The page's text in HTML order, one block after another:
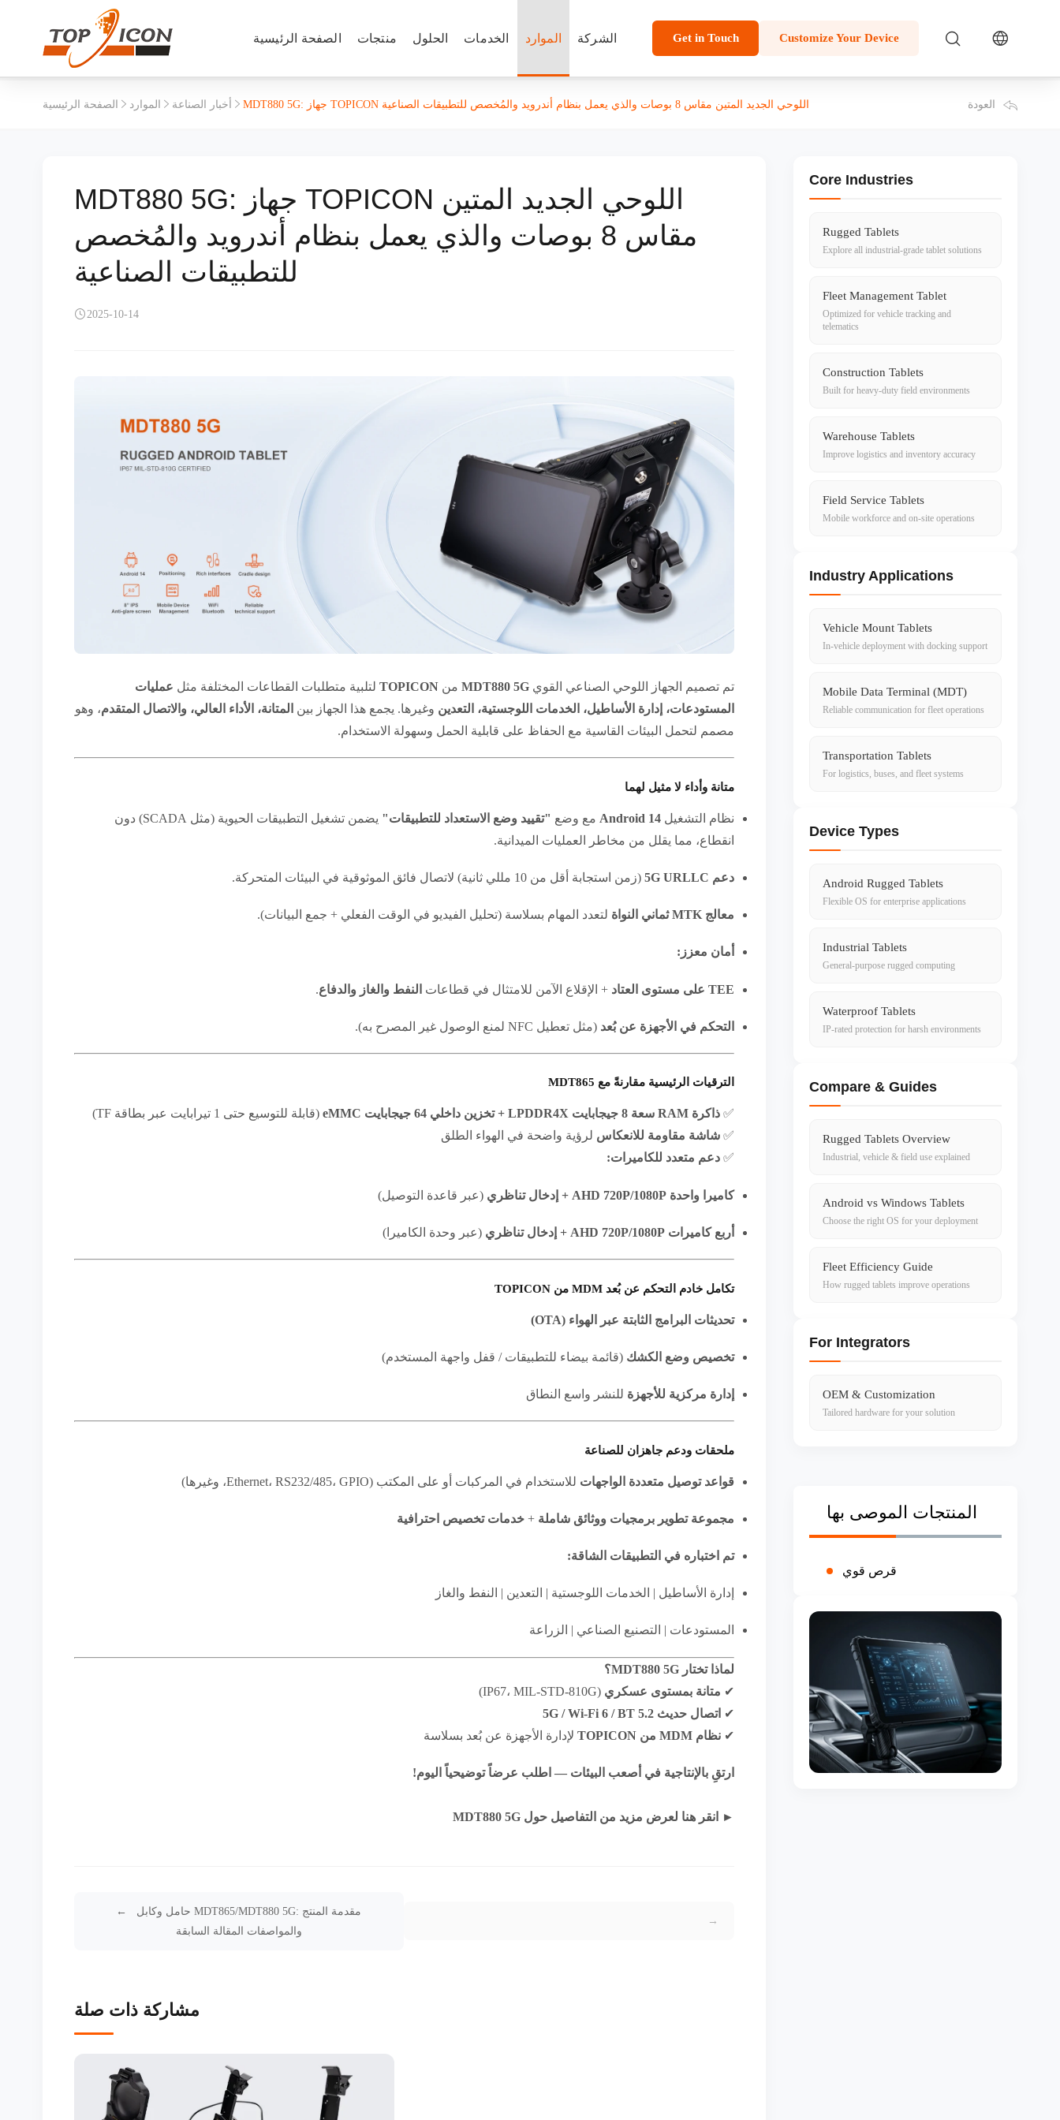
الصفحة الرئيسية منتجات الحلول الخدمات الموارد الشركة Get in Touch Customize Your Device
الصفحة الرئيسية الموارد أخبار الصناعة MDT880 5G: جهاز TOPICON اللوحي الجديد المتين مقاس 8 بوصات والذي يعمل بنظام أندرويد والمُخصص للتطبيقات الصناعية العودة
MDT880 5G: جهاز TOPICON اللوحي الجديد المتين
مقاس 8 بوصات والذي يعمل بنظام أندرويد والمُخصص
للتطبيقات الصناعية
2025-10-14
تم تصميم الجهاز اللوحي الصناعي القويMDT880 5G منTOPICON لتلبية متطلبات القطاعات المختلفة مثل عمليات
المستودعات، إدارة الأساطيل، الخدمات اللوجستية، التعدين وغيرها. يجمع هذا الجهاز بين المتانة، الأداء العالي، والاتصال المتقدم، وهو
مصمم لتحمل البيئات القاسية مع الحفاظ على قابلية الحمل وسهولة الاستخدام.
متانة وأداء لا مثيل لهما
نظام التشغيلAndroid 14 مع وضع "تقييد وضع الاستعداد للتطبيقات"
يضمن تشغيل التطبيقات الحيوية (مثل SCADA) دون
انقطاع، مما يقلل من مخاطر العمليات الميدانية.
دعم 5G URLLC (زمن استجابة أقل من 10 مللي ثانية) لاتصال فائق الموثوقية في البيئات المتحركة.
معالج MTK ثماني النواة لتعدد المهام بسلاسة (تحليل الفيديو في الوقت الفعلي + جمع البيانات).
أمان معزز:
TEE على مستوى العتاد + الإقلاع الآمن للامتثال في قطاعات النفط والغاز والدفاع.
التحكم في الأجهزة عن بُعد (مثل تعطيل NFC لمنع الوصول غير المصرح به).
الترقيات الرئيسية مقارنةً مع MDT865
✅ذاكرة RAM سعة 8 جيجابايت LPDDR4X + تخزين داخلي 64 جيجابايت eMMC
(قابلة للتوسيع حتى 1 تيرابايت عبر بطاقة TF)
✅شاشة مقاومة للانعكاس لرؤية واضحة في الهواء الطلق
✅دعم متعدد للكاميرات:
كاميرا واحدة AHD 720P/1080P + إدخال تناظري (عبر قاعدة التوصيل)
أربع كاميرات AHD 720P/1080P + إدخال تناظري (عبر وحدة الكاميرا)
تكامل خادم التحكم عن بُعد MDM من TOPICON
تحديثات البرامج الثابتة عبر الهواء (OTA)
تخصيص وضع الكشك (قائمة بيضاء للتطبيقات / قفل واجهة المستخدم)
إدارة مركزية للأجهزة للنشر واسع النطاق
ملحقات ودعم جاهزان للصناعة
قواعد توصيل متعددة الواجهات للاستخدام في المركبات أو على المكتب (Ethernet، RS232/485، GPIO، وغيرها)
مجموعة تطوير برمجيات ووثائق شاملة +خدمات تخصيص احترافية
تم اختباره في التطبيقات الشاقة:
إدارة الأساطيل | الخدمات اللوجستية | التعدين | النفط والغاز
المستودعات | التصنيع الصناعي | الزراعة
لماذا تختارMDT880 5G؟
✔ متانة بمستوى عسكري (IP67، MIL-STD-810G)
✔ اتصال حديث 5G / Wi-Fi 6 / BT 5.2
✔نظام MDM من TOPICON لإدارة الأجهزة عن بُعد بسلاسة
ارتقِ بالإنتاجية في أصعب البيئات — اطلب عرضاً توضيحياً اليوم!
► انقر هنا لعرض مزيد من التفاصيل حول MDT880 5G
والمواصفات المقالة السابقة
مشاركة ذات صلة
Core Industries
Rugged Tablets
Explore all industrial-grade tablet solutions
Fleet Management Tablet
Optimized for vehicle tracking and
telematics
Construction Tablets
Built for heavy-duty field environments
Warehouse Tablets
Improve logistics and inventory accuracy
Field Service Tablets
Mobile workforce and on-site operations
Industry Applications
Vehicle Mount Tablets
In-vehicle deployment with docking support
Mobile Data Terminal (MDT)
Reliable communication for fleet operations
Transportation Tablets
For logistics, buses, and fleet systems
Device Types
Android Rugged Tablets
Flexible OS for enterprise applications
Industrial Tablets
General-purpose rugged computing
Waterproof Tablets
IP-rated protection for harsh environments
Compare & Guides
Rugged Tablets Overview
Industrial, vehicle & field use explained
Android vs Windows Tablets
Choose the right OS for your deployment
Fleet Efficiency Guide
How rugged tablets improve operations
For Integrators
OEM & Customization
Tailored hardware for your solution
المنتجات الموصى بها
قرص قوي